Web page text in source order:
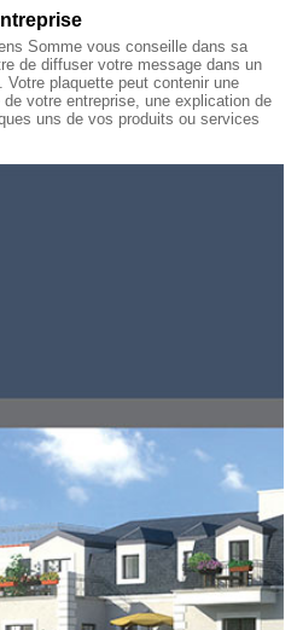
Somme vous conseille dans sa
de diffuser votre message dans un
Votre plaquette peut contenir une
votre entreprise, une explication de
uns de vos produits ou services